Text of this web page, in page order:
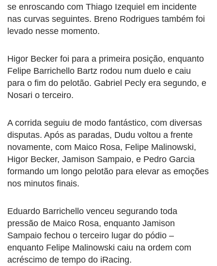
se enroscando com Thiago Izequiel em incidente
nas curvas seguintes. Breno Rodrigues também foi
levado nesse momento.
Higor Becker foi para a primeira posição, enquanto
Felipe Barrichello Bartz rodou num duelo e caiu
para o fim do pelotão. Gabriel Pecly era segundo, e
Nosari o terceiro.
A corrida seguiu de modo fantástico, com diversas
disputas. Após as paradas, Dudu voltou a frente
novamente, com Maico Rosa, Felipe Malinowski,
Higor Becker, Jamison Sampaio, e Pedro Garcia
formando um longo pelotão para elevar as emoções
nos minutos finais.
Eduardo Barrichello venceu segurando toda
pressão de Maico Rosa, enquanto Jamison
Sampaio fechou o terceiro lugar do pódio –
enquanto Felipe Malinowski caiu na ordem com
acréscimo de tempo do iRacing.